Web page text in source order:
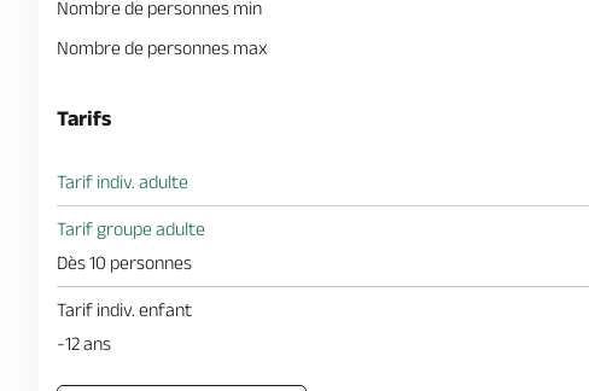
Nombre de personnes min
Nombre de personnes max
Tarifs
Tarif indiv. adulte
Tarif groupe adulte
Dès 10 personnes
Tarif indiv. enfant
-12 ans